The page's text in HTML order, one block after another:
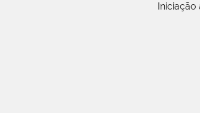
Iniciação